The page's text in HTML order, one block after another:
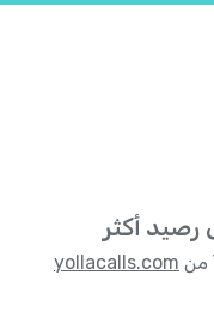
أكثر
yollacalls.com